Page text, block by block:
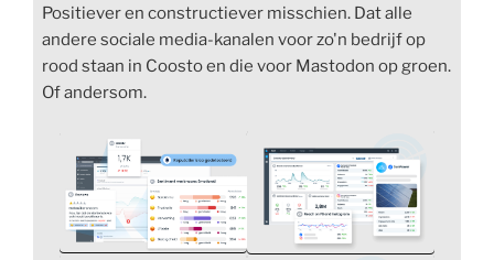
Positiever en constructiever misschien. Dat alle
andere sociale media-kanalen voor zo'n bedrijf op
rood staan in Coosto en die voor Mastodon op groen.
Of andersom.